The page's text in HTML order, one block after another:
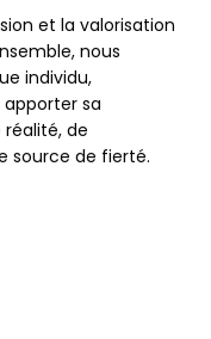
et la valorisation
nous
individu,
sa
réalité, de
source de fierté.